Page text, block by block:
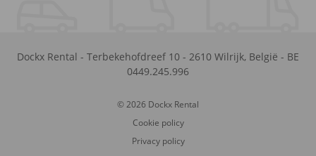
Dockx Rental - Terbekehofdreef 10 - 2610 Wilrijk, België - BE
0449.245.996
© 2026 Dockx Rental
Cookie policy
Privacy policy